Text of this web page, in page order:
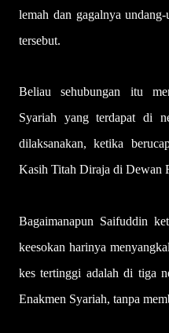
lemah dan gagalnya
tersebut.
Beliau sehubungan itu
Syariah yang terdapat di
dilaksanakan, ketika
Kasih Titah Diraja di Dewan
Bagaimanapun Saifuddin
keesokan harinya
kes tertinggi adalah di tiga
Enakmen Syariah, tanpa